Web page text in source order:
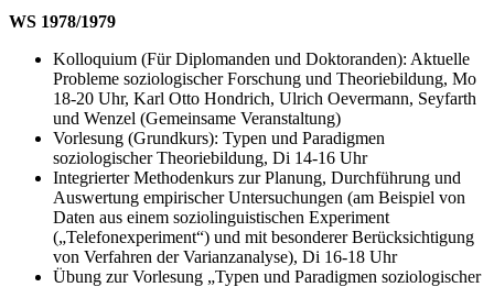
WS 1978/1979
Kolloquium (Für Diplomanden und Doktoranden): Aktuelle
Probleme soziologischer Forschung und Theoriebildung, Mo
18-20 Uhr, Karl Otto Hondrich, Ulrich Oevermann, Seyfarth
und Wenzel (Gemeinsame Veranstaltung)
Vorlesung (Grundkurs): Typen und Paradigmen
soziologischer Theoriebildung, Di 14-16 Uhr
Integrierter Methodenkurs zur Planung, Durchführung und
Auswertung empirischer Untersuchungen (am Beispiel von
Daten aus einem soziolinguistischen Experiment
(„Telefonexperiment“) und mit besonderer Berücksichtigung
von Verfahren der Varianzanalyse), Di 16-18 Uhr
Übung zur Vorlesung „Typen und Paradigmen soziologischer